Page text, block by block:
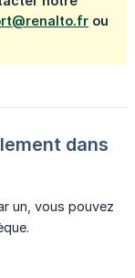
ou
dans
un, vous pouvez